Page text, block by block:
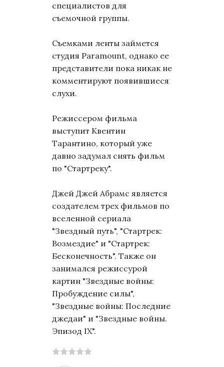
специалистов для
съемочной группы.
Съемками ленты займется
студия Paramount, однако ее
представители пока никак не
комментируют появившиеся
слухи.
Режиссером фильма
выступит Квентин
Тарантино, который уже
давно задумал снять фильм
по "Стартреку".
Джей Джей Абрамс является
создателем трех фильмов по
вселенной сериала
"Звездный путь", "Стартрек:
Возмездие" и "Стартрек:
Бесконечность". Также он
занимался режиссурой
картин "Звездные войны:
Пробуждение силы",
"Звездные войны: Последние
джедаи" и "Звездные войны.
Эпизод IX".